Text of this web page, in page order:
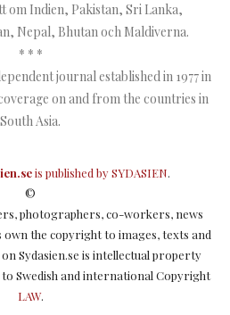
om Indien, Pakistan, Sri Lanka,
Nepal, Bhutan och Maldiverna.
* * *
journal established in 1977 in
on and from the countries in
South Asia.
is published bySYDASIEN.
©
photographers, co-workers, news
own the copyright to images, texts and
Sydasien.se is intellectual property
Swedish and international Copyright
LAW.